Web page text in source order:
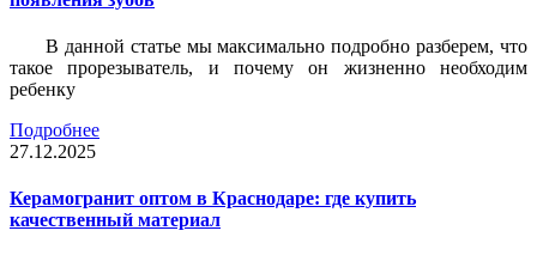
В данной статье мы максимально подробно разберем, что
такое прорезыватель, и почему он жизненно необходим
ребенку
Подробнее
27.12.2025
Керамогранит оптом в Краснодаре: где купить
качественный материал